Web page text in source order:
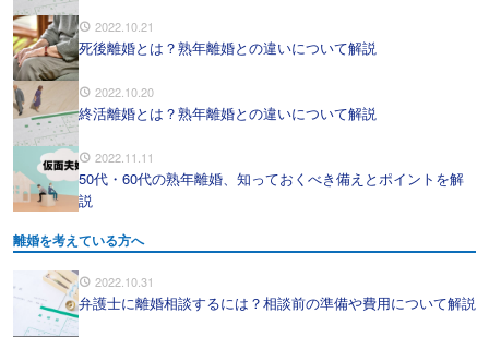
2022.10.21
死後離婚とは？熟年離婚との違いについて解説
2022.10.20
終活離婚とは？熟年離婚との違いについて解説
2022.11.11
50代・60代の熟年離婚、知っておくべき備えとポイントを解
説
離婚を考えている方へ
2022.10.31
弁護士に離婚相談するには？相談前の準備や費用について解説